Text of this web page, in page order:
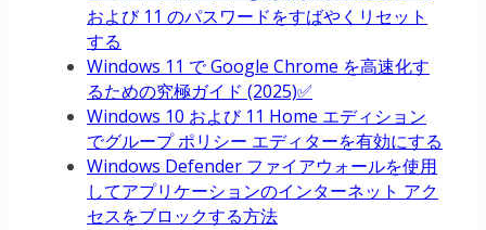
および 11 のパスワードをすばやくリセット
する
Windows 11 で Google Chrome を高速化す
るための究極ガイド (2025)✅
Windows 10 および 11 Home エディション
でグループ ポリシー エディターを有効にする
Windows Defender ファイアウォールを使用
してアプリケーションのインターネット アク
セスをブロックする方法